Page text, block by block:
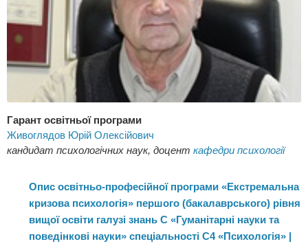
На кафедрі психології Університету створено умови
для науково-дослідної роботи студентів (можливість брати
участь у науково-практичних конференціях, семінарах,
публікувати результати своїх досліджень у наукових
фахових виданнях). Випускники бакалаврату можуть
вступити до магістратури нашого Університету, в якому діє
Спеціалізована вчена рада із правом прийняття до розгляду
ступеня доктора філософії
Гарант освітньої програми
Живоглядов Юрій Олексійович
кандидат психологічних наук, доцент кафедри психології
Опис освітньо-професійної програми «Екстремальна
кризова психологія» першого (бакалаврського) рівня
вищої освіти галузі знань C «Гуманітарні науки та
поведінкові науки» спеціальності C4 «Психологія» |